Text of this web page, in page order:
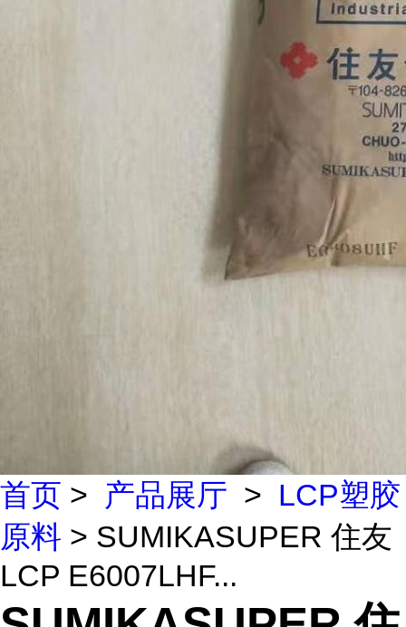
首页 > 产品展厅 > LCP塑胶
原料 > SUMIKASUPER 住友
LCP E6007LHF...